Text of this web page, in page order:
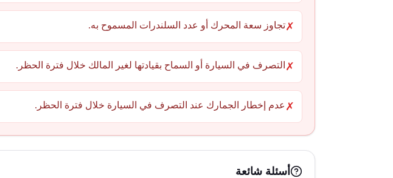
✗تجاوز سعة المحرك أو عدد السلندرات المسموح به.
✗ التصرف في السيارة أو السماح بقيادتها لغير المالك خلال فترة الحظر.
✗ عدم إخطار الجمارك عند التصرف في السيارة خلال فترة الحظر.
أسئلة شائعة